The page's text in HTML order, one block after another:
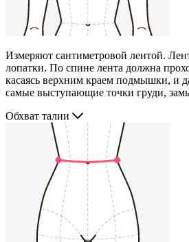
Измеряют сантиметровой лентой.
лопатки. По спине лента должна
касаясь верхним краем подмышки, и
самые выступающие точки груди,
Обхват талии